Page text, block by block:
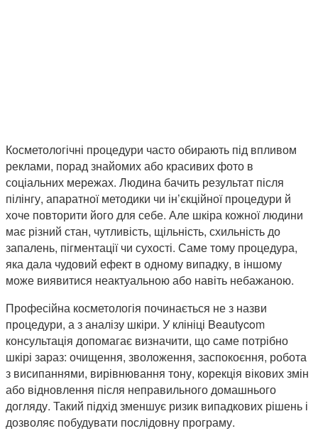
Косметологічні процедури часто обирають під впливом
реклами, порад знайомих або красивих фото в
соціальних мережах. Людина бачить результат після
пілінгу, апаратної методики чи ін’єкційної процедури й
хоче повторити його для себе. Але шкіра кожної людини
має різний стан, чутливість, щільність, схильність до
запалень, пігментації чи сухості. Саме тому процедура,
яка дала чудовий ефект в одному випадку, в іншому
може виявитися неактуальною або навіть небажаною.
Професійна косметологія починається не з назви
процедури, а з аналізу шкіри. У клініці Beautycom
консультація допомагає визначити, що саме потрібно
шкірі зараз: очищення, зволоження, заспокоєння, робота
з висипаннями, вирівнювання тону, корекція вікових змін
або відновлення після неправильного домашнього
догляду. Такий підхід зменшує ризик випадкових рішень і
дозволяє побудувати послідовну програму.